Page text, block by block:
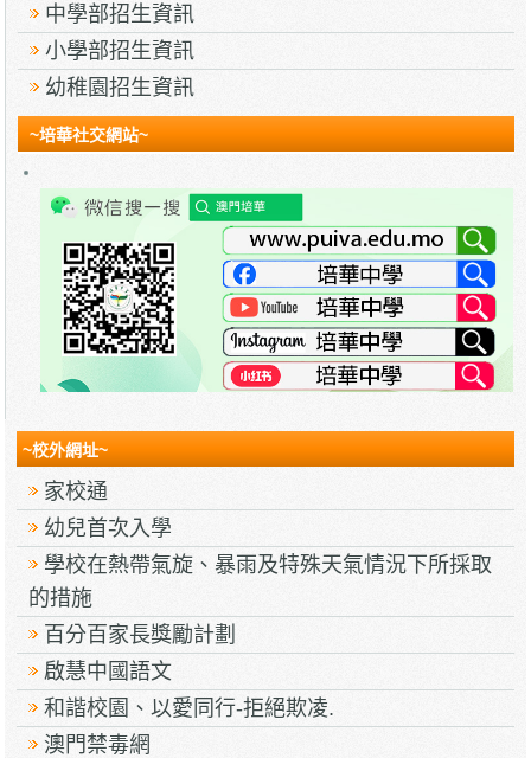
中學部招生資訊
小學部招生資訊
幼稚園招生資訊
~培華社交網站~
~校外網址~
家校通
幼兒首次入學
學校在熱帶氣旋、暴雨及特殊天氣情況下所採取
的措施
百分百家長獎勵計劃
啟慧中國語文
和諧校園、以愛同行-拒絕欺凌.
澳門禁毒網